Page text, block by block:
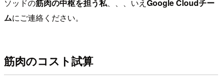
ソッドの筋肉の中枢を担う私、、、いえ Google Cloudチー
ムにご連絡ください。
筋肉のコスト試算